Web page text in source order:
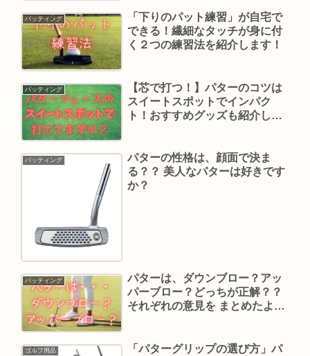
パッティング
「下りのパット練習」が自宅で
できる！繊細なタッチが身に付
く２つの練習法を紹介します！
パッティング
【芯で打つ！】パターのコツは
スイートスポットでインパク
ト！おすすめグッズも紹介しま
パッティング
パターの性格は、顔面で決ま
る？？ 美人なパターは好きです
か？
パッティング
パターは、ダウンブロー？アッ
パーブロー？どっちが正解？？
それぞれの意見を まとめたよ
ゴルフ用品
「パターグリップの選び方」パ